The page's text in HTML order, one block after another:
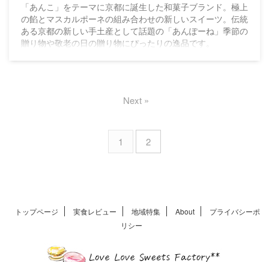
「あんこ」をテーマに京都に誕生した和菓子ブランド。極上
の餡とマスカルポーネの組み合わせの新しいスイーツ。伝統
ある京都の新しい手土産として話題の「あんぽーね」季節の
贈り物や敬老の日の贈り物にぴったりの逸品です。
1 2
Next »
トップページ 実食レビュー 地域特集 About
プライバシーポ
リシー